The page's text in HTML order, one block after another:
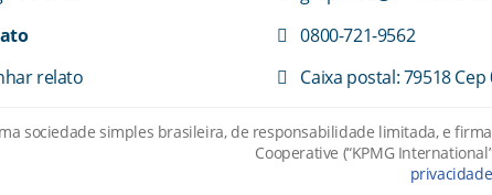
relato
0800-721-9562
Caixa postal: 79518 Cep
sociedade simples brasileira, de responsabilidade limitada, e
Cooperative (“KPMG
privacidade